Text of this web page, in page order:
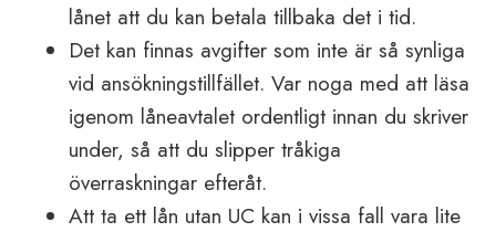
lånet att du kan betala tillbaka det i tid.
Det kan finnas avgifter som inte är så synliga
vid ansökningstillfället. Var noga med att läsa
igenom låneavtalet ordentligt innan du skriver
under, så att du slipper tråkiga
överraskningar efteråt.
Att ta ett lån utan UC kan i vissa fall vara lite